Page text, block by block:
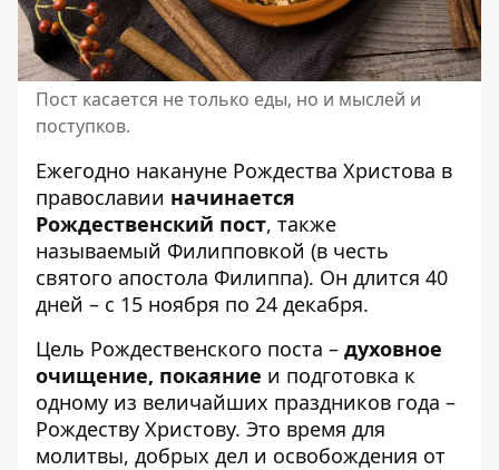
Пост касается не только еды, но и мыслей и
поступков.
Ежегодно накануне Рождества Христова в
православии начинается
Рождественский пост, также
называемый Филипповкой (в честь
святого апостола Филиппа). Он длится 40
дней – с 15 ноября по 24 декабря.
Цель Рождественского поста – духовное
очищение, покаяние и подготовка к
одному из величайших праздников года –
Рождеству Христову. Это время для
молитвы, добрых дел и освобождения от